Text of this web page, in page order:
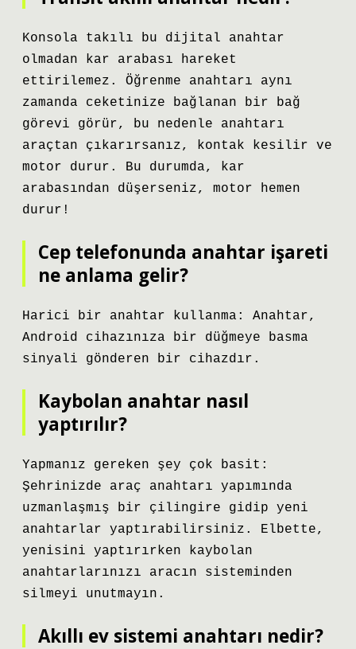
Konsola takılı bu dijital anahtar
olmadan kar arabası hareket
ettirilemez. Öğrenme anahtarı aynı
zamanda ceketinize bağlanan bir bağ
görevi görür, bu nedenle anahtarı
araçtan çıkarırsanız, kontak kesilir ve
motor durur. Bu durumda, kar
arabasından düşerseniz, motor hemen
durur!
Cep telefonunda anahtar işareti
ne anlama gelir?
Harici bir anahtar kullanma: Anahtar,
Android cihazınıza bir düğmeye basma
sinyali gönderen bir cihazdır.
Kaybolan anahtar nasıl
yaptırılır?
Yapmanız gereken şey çok basit:
Şehrinizde araç anahtarı yapımında
uzmanlaşmış bir çilingire gidip yeni
anahtarlar yaptırabilirsiniz. Elbette,
yenisini yaptırırken kaybolan
anahtarlarınızı aracın sisteminden
silmeyi unutmayın.
Akıllı ev sistemi anahtarı nedir?